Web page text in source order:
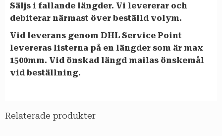
Säljs i fallande längder. Vi levererar och
debiterar närmast över beställd volym.
Vid leverans genom DHL Service Point
levereras listerna på en längder som är max
1500mm. Vid önskad längd mailas önskemål
vid beställning.
Relaterade produkter